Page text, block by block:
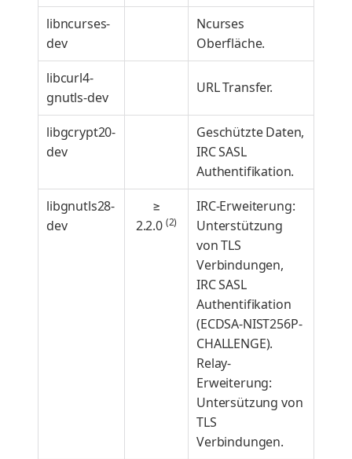
libncurses-
dev
Ncurses
Oberfläche.
libcurl4-
gnutls-dev
URL Transfer.
libgcrypt20-
dev
Geschützte Daten,
IRC SASL
Authentifikation.
libgnutls28-
dev
≥
2.2.0 (2)
IRC-Erweiterung:
Unterstützung
von TLS
Verbindungen,
IRC SASL
Authentifikation
(ECDSA-NIST256P-
CHALLENGE).
Relay-
Erweiterung:
Untersützung von
TLS
Verbindungen.